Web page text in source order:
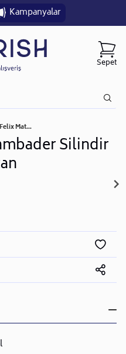
Kampanyalar
Sepet
Felix Mat...
Silindir